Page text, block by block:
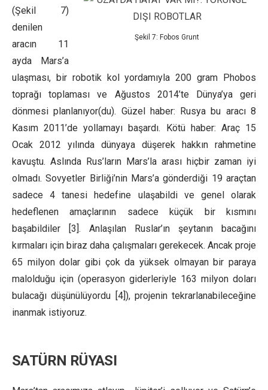
Şekil 7: Fobos Grunt
(Şekil 7)
denilen
aracın 11
ayda Mars’a
ulaşması, bir robotik kol yordamıyla 200 gram Phobos
toprağı toplaması ve Ağustos 2014’te Dünya’ya geri
dönmesi planlanıyor(du). Güzel haber: Rusya bu aracı 8
Kasım 2011’de yollamayı başardı. Kötü haber: Araç 15
Ocak 2012 yılında dünyaya düşerek hakkın rahmetine
kavuştu. Aslında Rus’ların Mars’la arası hiçbir zaman iyi
olmadı. Sovyetler Birliği’nin Mars’a gönderdiği 19 araçtan
sadece 4 tanesi hedefine ulaşabildi ve genel olarak
hedeflenen amaçlarının sadece küçük bir kısmını
başabildiler [3]. Anlaşılan Ruslar’ın şeytanın bacağını
kırmaları için biraz daha çalışmaları gerekecek. Ancak proje
65 milyon dolar gibi çok da yüksek olmayan bir paraya
malolduğu için (operasyon giderleriyle 163 milyon doları
bulacağı düşünülüyordu [4]), projenin tekrarlanabileceğine
inanmak istiyoruz.
SATÜRN RÜYASI